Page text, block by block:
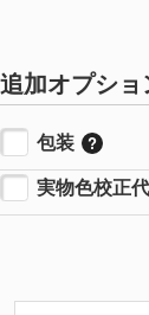
追加オプショ
包装
実物色校正代